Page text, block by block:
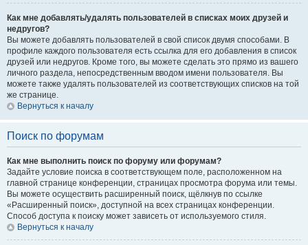
Как мне добавлять/удалять пользователей в списках моих друзей и
недругов?
Вы можете добавлять пользователей в свой список двумя способами. В
профиле каждого пользователя есть ссылка для его добавления в список
друзей или недругов. Кроме того, вы можете сделать это прямо из вашего
личного раздела, непосредственным вводом имени пользователя. Вы
можете также удалять пользователей из соответствующих списков на той
же странице.
Вернуться к началу
Поиск по форумам
Как мне выполнить поиск по форуму или форумам?
Задайте условие поиска в соответствующем поле, расположенном на
главной странице конференции, страницах просмотра форума или темы.
Вы можете осуществить расширенный поиск, щёлкнув по ссылке
«Расширенный поиск», доступной на всех страницах конференции.
Способ доступа к поиску может зависеть от используемого стиля.
Вернуться к началу